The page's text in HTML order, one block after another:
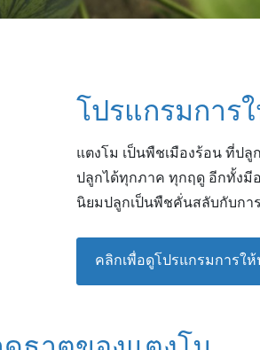
โปรแกรมการ
แตงโม เป็นพืชเมืองร้อน ที่ป
ปลูกได้ทุกภาค ทุกฤดู อีกทั้งมี
นิยมปลูกเป็นพืชคั่นสลับกับกา
คลิกเพื่อดูโปรแกรมการใ